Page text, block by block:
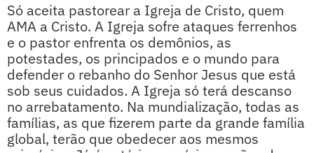
Só aceita pastorear a Igreja de Cristo, quem
AMA a Cristo. A Igreja sofre ataques ferrenhos
e o pastor enfrenta os demônios, as
potestades, os principados e o mundo para
defender o rebanho do Senhor Jesus que está
sob seus cuidados. A Igreja só terá descanso
no arrebatamento. Na mundialização, todas as
famílias, as que fizerem parte da grande família
global, terão que obedecer aos mesmos